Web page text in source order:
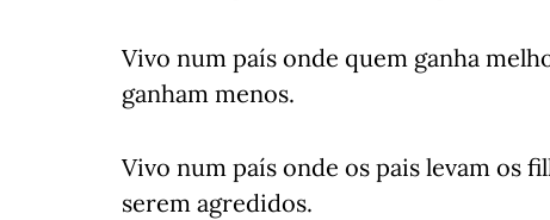
Vivo num país onde quem ganha
ganham menos.
Vivo num país onde os pais levam os
serem agredidos.